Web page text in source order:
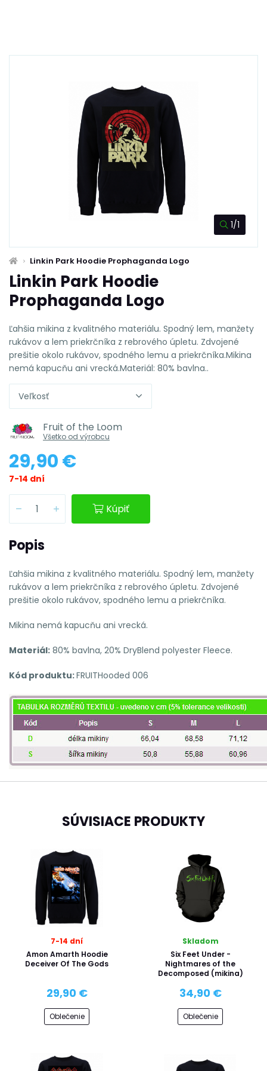
1/1
Linkin Park Hoodie Prophaganda Logo
Linkin Park Hoodie
Prophaganda Logo
Ľahšia mikina z kvalitného materiálu. Spodný lem, manžety
rukávov a lem priekrčníka z rebrového úpletu. Zdvojené
prešitie okolo rukávov, spodného lemu a priekrčníka.Mikina
nemá kapucňu ani vrecká.Materiál: 80% bavlna..
Veľkosť
Fruit of the Loom
Všetko od výrobcu
29,90 €
7-14 dní
Kúpiť
Popis
Ľahšia mikina z kvalitného materiálu. Spodný lem, manžety
rukávov a lem priekrčníka z rebrového úpletu. Zdvojené
prešitie okolo rukávov, spodného lemu a priekrčníka.
Mikina nemá kapucňu ani vrecká.
Materiál: 80% bavlna, 20% DryBlend polyester Fleece.
Kód produktu:FRUITHooded 006
SÚVISIACE PRODUKTY
7-14 dní
Amon Amarth Hoodie
Deceiver Of The Gods
29,90 €
Oblečenie
Skladom
Six Feet Under -
Nightmares of the
Decomposed (mikina)
34,90 €
Oblečenie